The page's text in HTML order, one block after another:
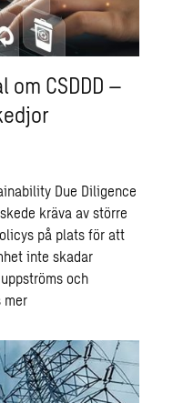
CSDDD –
Due Diligence
kräva av större
på plats för att
inte skadar
och
mer